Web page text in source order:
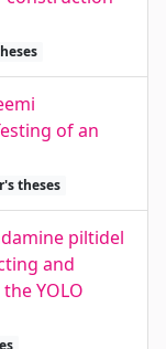
of an
theses
piltidel
and
YOLO